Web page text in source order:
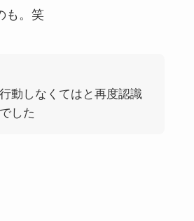
も。笑
動しなくてはと再度認識
した